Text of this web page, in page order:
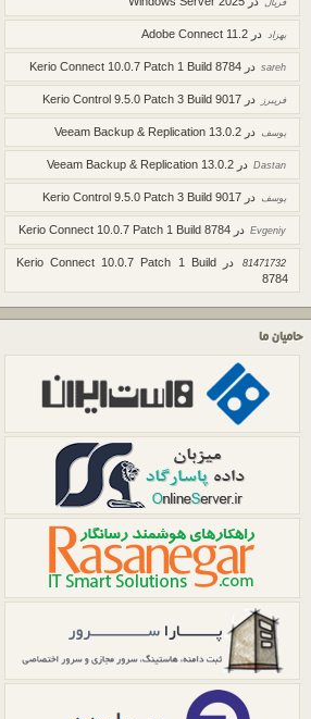
فریال
بهزاد در Adobe Connect 11.2
sareh در Kerio Connect 10.0.7 Patch 1 Build 8784
فریبرز در Kerio Control 9.5.0 Patch 3 Build 9017
یوسف در Veeam Backup & Replication 13.0.2
Dastan در Veeam Backup & Replication 13.0.2
یوسف در Kerio Control 9.5.0 Patch 3 Build 9017
Evgeniy در Kerio Connect 10.0.7 Patch 1 Build 8784
81471732 درKerio Connect 10.0.7 Patch 1 Build
8784
حامیان ما